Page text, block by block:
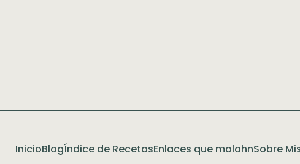
InicioBlogÍndice de RecetasEnlaces que molahnSobre